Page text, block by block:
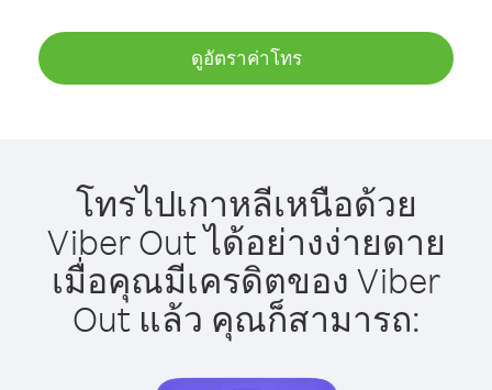
ดูอัตราค่าโทร
โทรไปเกาหลีเหนือด้วย
Viber Out ได้อย่างง่ายดาย
เมื่อคุณมีเครดิตของ Viber
Out แล้ว คุณก็สามารถ: